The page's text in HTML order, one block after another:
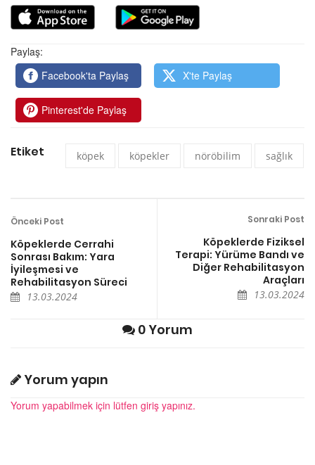
Paylaş:
Facebook'ta Paylaş
X'te Paylaş
Pinterest'de Paylaş
Etiket köpek köpekler nöröbilim sağlık
Önceki Post
Köpeklerde Cerrahi
Sonrası Bakım: Yara
İyileşmesi ve
Rehabilitasyon Süreci
13.03.2024
Sonraki Post
Köpeklerde Fiziksel
Terapi: Yürüme Bandı ve
Diğer Rehabilitasyon
Araçları
13.03.2024
0 Yorum
Yorum yapın
Yorum yapabilmek için lütfen giriş yapınız.